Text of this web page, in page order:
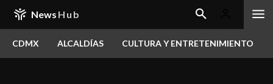
News Hub
CDMX ALCALDÍAS CULTURA Y ENTRETENIMIENTO